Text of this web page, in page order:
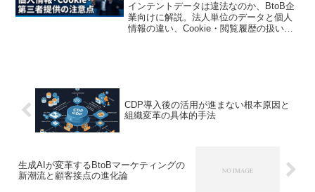
インテントデータは違法なのか、BtoB企
業向けに解説。法人単位のデータと個人
情報の違い、Cookie・閲覧履歴の扱い、
CDP導入後の活用が進まない根本原因と
組織変革の具体的手法
生成AIが変革するBtoBマーケティングの
新潮流と顧客接点の進化論